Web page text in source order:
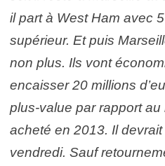
il part à West Ham avec
supérieur. Et puis
non plus. Ils vont
encaisser 20 millions
plus-value par rapport au
acheté en 2013. Il
vendredi. Sauf